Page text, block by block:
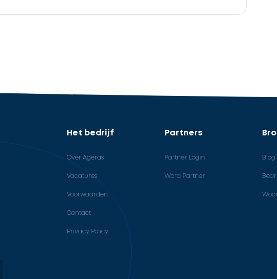
Het bedrijf
Over Ageras
Vacatures
Voorwaarden
Contact
Privacy Policy
Partners
Partner Login
Word Partner
Blog